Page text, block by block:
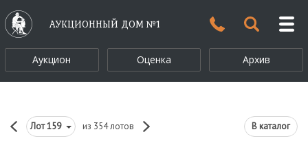
АУКЦИОННЫЙ ДОМ №1
Аукцион Оценка Архив
Лот159 из 354 лотов В каталог